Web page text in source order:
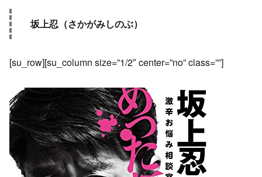
坂上忍（さかがみしのぶ）
[su_row][su_column size=”1/2″ center=”no” class=””]